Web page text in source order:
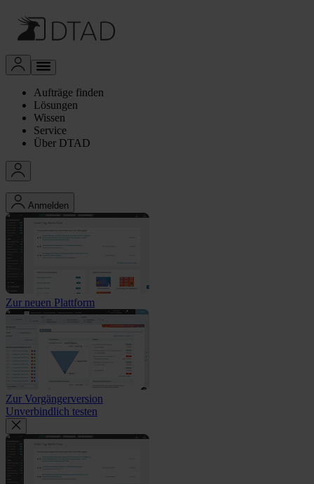
Aufträge finden
Lösungen
Wissen
Service
Über DTAD
Anmelden
Zur neuen Plattform
Zur Vorgängerversion
Unverbindlich testen